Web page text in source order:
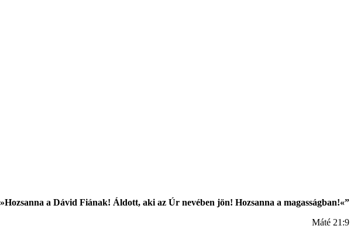
a Dávid Fiának! Áldott, aki az Úr nevében jön! Hozsanna a magasságban!«”
Máté 21:9